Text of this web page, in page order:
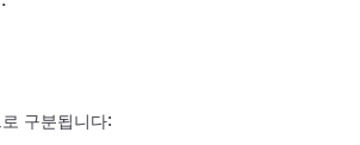
구분됩니다: